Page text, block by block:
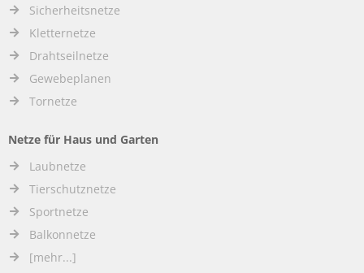
Sicherheitsnetze
Kletternetze
Drahtseilnetze
Gewebeplanen
Tornetze
Netze für Haus und Garten
Laubnetze
Tierschutznetze
Sportnetze
Balkonnetze
[mehr...]